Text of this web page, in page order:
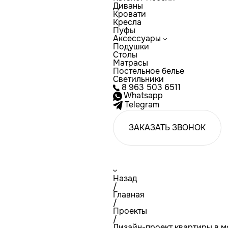
Диваны
Кровати
Кресла
Пуфы
Аксессуары
Подушки
Столы
Матрасы
Постельное белье
Светильники
8 963 503 6511
Whatsapp
Telegram
ЗАКАЗАТЬ ЗВОНОК
Назад
/
Главная
/
Проекты
/